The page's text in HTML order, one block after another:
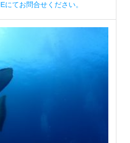
にてお問合せください。